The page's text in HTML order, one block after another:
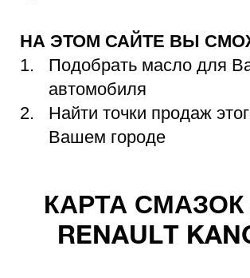
НА ЭТОМ САЙТЕ ВЫ
Подобрать масло для
автомобиля
Найти точки продаж
Вашем городе
КАРТА СМАЗОК
RENAULT